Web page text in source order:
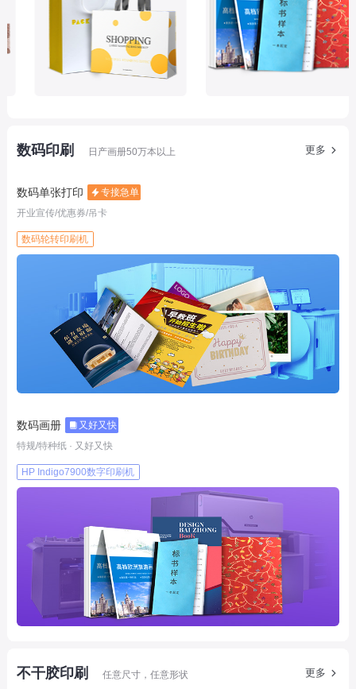
数码印刷 日产画册50万本以上 更多
数码单张打印
专接急单
开业宣传/优惠券/吊卡
数码轮转印刷机
数码画册
又好又快
特规/特种纸 · 又好又快
HP Indigo7900数字印刷机
不干胶印刷 任意尺寸，任意形状 更多